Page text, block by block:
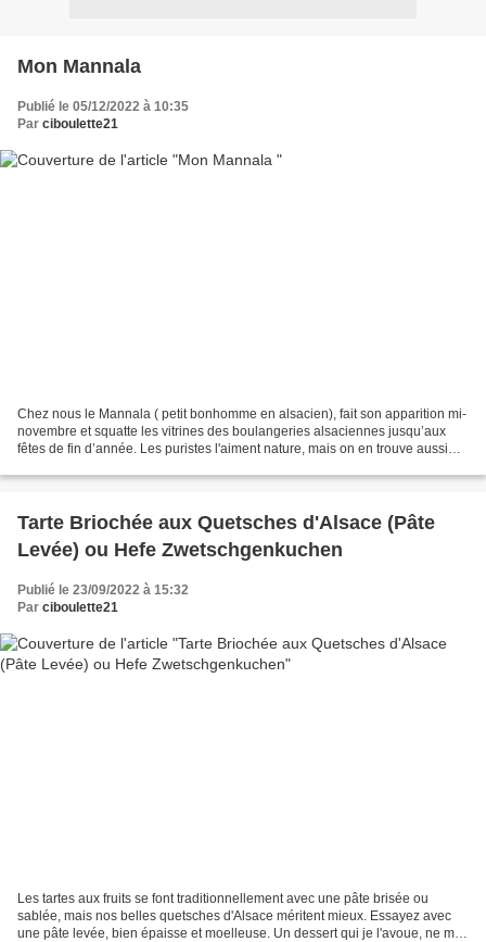
Mon Mannala
Publié le 05/12/2022 à 10:35
Par ciboulette21
Chez nous le Mannala ( petit bonhomme en alsacien), fait son apparition mi-
novembre et squatte les vitrines des boulangeries alsaciennes jusqu’aux
fêtes de fin d’année. Les puristes l'aiment nature, mais on en trouve aussi
Tarte Briochée aux Quetsches d'Alsace (Pâte
Levée) ou Hefe Zwetschgenkuchen
Publié le 23/09/2022 à 15:32
Par ciboulette21
Les tartes aux fruits se font traditionnellement avec une pâte brisée ou
sablée, mais nos belles quetsches d'Alsace méritent mieux. Essayez avec
une pâte levée, bien épaisse et moelleuse. Un dessert qui je l'avoue, ne me